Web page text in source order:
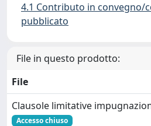
4.1 Contributo in convegno/
pubblicato
File in questo prodotto:
File
Clausole limitative
Accesso chiuso